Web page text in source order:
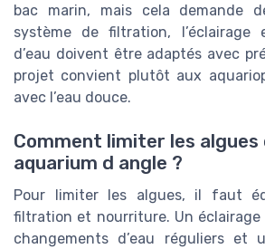
bac marin, mais cela demande
système de filtration, l’éclairage
d’eau doivent être adaptés avec
projet convient plutôt aux
avec l’eau douce.
Comment limiter les algues
aquarium d angle ?
Pour limiter les algues, il faut
filtration et nourriture. Un éclairage
changements d’eau réguliers et